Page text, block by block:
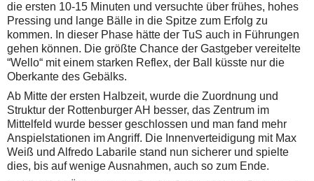
die ersten 10-15 Minuten und versuchte über frühes, hohes
Pressing und lange Bälle in die Spitze zum Erfolg zu
kommen. In dieser Phase hätte der TuS auch in Führungen
gehen können. Die größte Chance der Gastgeber vereitelte
“Wello“ mit einem starken Reflex, der Ball küsste nur die
Oberkante des Gebälks.
Ab Mitte der ersten Halbzeit, wurde die Zuordnung und
Struktur der Rottenburger AH besser, das Zentrum im
Mittelfeld wurde besser geschlossen und man fand mehr
Anspielstationen im Angriff. Die Innenverteidigung mit Max
Weiß und Alfredo Labarile stand nun sicherer und spielte
dies, bis auf wenige Ausnahmen, auch so zum Ende.